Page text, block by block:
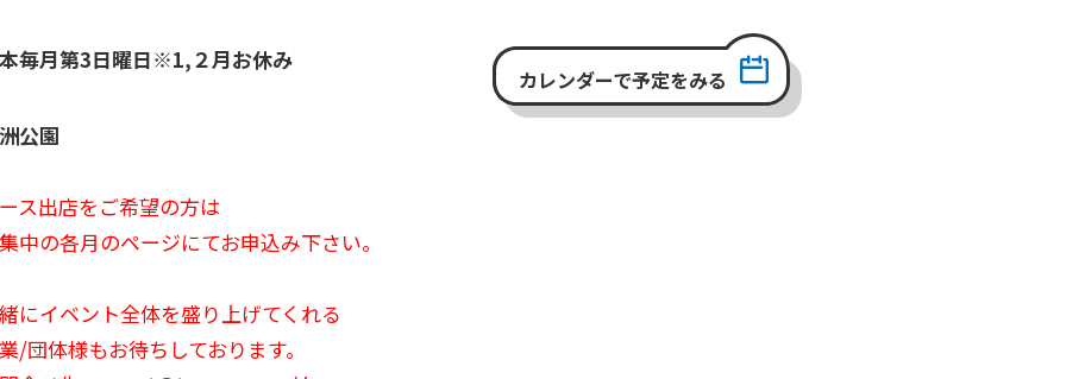
毎月第3日曜日※1,２月お休み
公園
ス出店をご希望の方は
中の各月のページにてお申込み下さい。
にイベント全体を盛り上げてくれる
/団体様もお待ちしております。
カレンダーで予定をみる